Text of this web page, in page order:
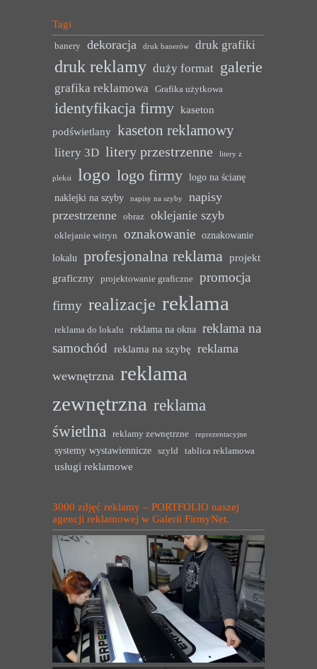
Tagi
banery dekoracja druk banerów druk grafiki
druk reklamy duży format galerie
grafika reklamowa Grafika użytkowa
identyfikacja firmy kaseton
podświetlany kaseton reklamowy
litery 3D litery przestrzenne litery z
pleksi logo logo firmy logo na ścianę
naklejki na szyby
napisy na szyby
napisy
przestrzenne
obraz oklejanie szyb
oklejanie witryn oznakowanie oznakowanie
lokalu profesjonalna reklama projekt
graficzny
projektowanie graficzne
promocja
firmy realizacje reklama
reklama do lokalu reklama na okna reklama na
samochód reklama na szybę reklama
wewnętrzna reklama
zewnętrzna reklama
świetlna
reklamy zewnętrzne reprezentacyjne
systemy wystawiennicze szyld tablica reklamowa
usługi reklamowe
3000 zdjęć reklamy – PORTFOLIO naszej
agencji reklamowej w Galerii FirmyNet.